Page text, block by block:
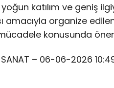
katılım ve geniş
amacıyla organize
konusunda
SANAT – 06-06-2026